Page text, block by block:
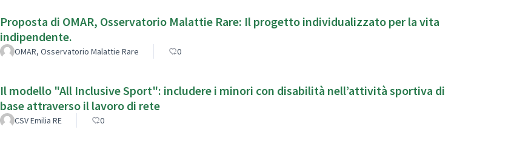
Proposta di OMAR, Osservatorio Malattie Rare: Il progetto individualizzato per la vita
indipendente.
OMAR, Osservatorio Malattie Rare 0
Il modello "All Inclusive Sport": includere i minori con disabilità nell’attività sportiva di
base attraverso il lavoro di rete
CSV Emilia RE 0